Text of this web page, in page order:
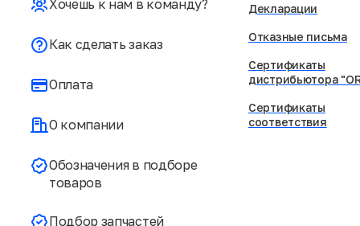
Хочешь к нам в команду?
Как сделать заказ
Оплата
О компании
Обозначения в подборе
товаров
Подбор запчастей
Декларации
Отказные письма
Сертификаты
дистрибьютора
Сертификаты
соответствия